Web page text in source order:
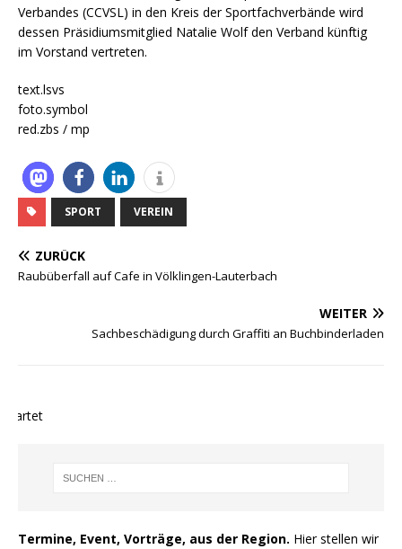
Verbandes (CCVSL) in den Kreis der Sportfachverbände wird
dessen Präsidiumsmitglied Natalie Wolf den Verband künftig
im Vorstand vertreten.
text.lsvs
foto.symbol
red.zbs / mp
SPORT VEREIN
ZURÜCK
Raubüberfall auf Cafe in Völklingen-Lauterbach
WEITER
Sachbeschädigung durch Graffiti an Buchbinderladen
Termine, Event, Vorträge, aus der Region. Hier stellen wir